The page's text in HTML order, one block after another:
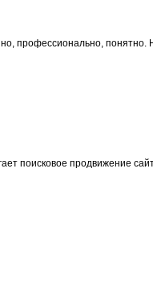
профессионально,
поисковое продвижение